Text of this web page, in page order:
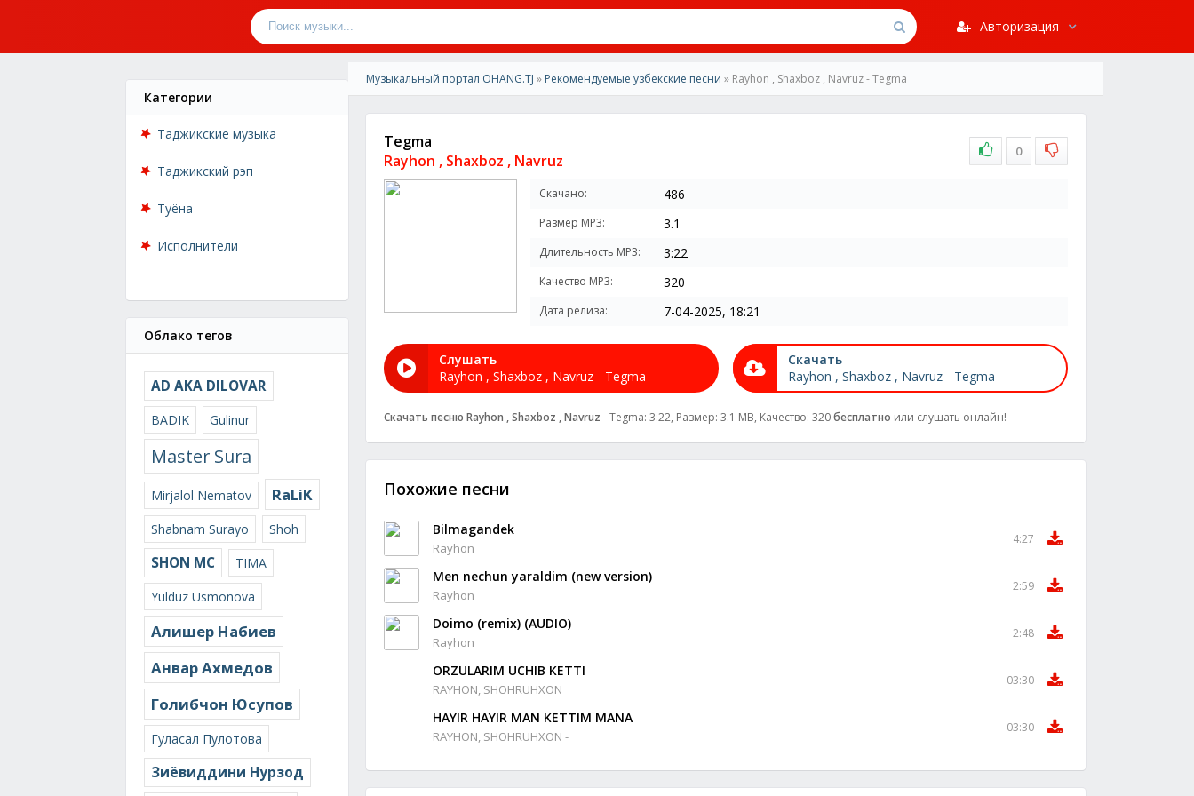
Авторизация
Категории
Таджикские музыка
Таджикский рэп
Туёна
Исполнители
Облако тегов
AD AKA DILOVAR
BADIK Gulinur
Master Sura
Mirjalol Nematov RaLiK
Shabnam Surayo Shoh
SHON MC
TIMA
Yulduz Usmonova
Алишер Набиев
Анвар Ахмедов
Голибчон Юсупов
Гуласал Пулотова
Зиёвиддини Нурзод
Музыкальный портал OHANG.TJ » Рекомендуемые узбекские песни » Rayhon , Shaxboz , Navruz - Tegma
Tegma
Rayhon , Shaxboz , Navruz
0
Скачано: 486
Размер MP3: 3.1
Длительность MP3: 3:22
Качество MP3: 320
Дата релиза: 7-04-2025, 18:21
Слушать
Rayhon , Shaxboz , Navruz - Tegma
Скачать
Rayhon , Shaxboz , Navruz - Tegma
Скачать песню Rayhon , Shaxboz , Navruz - Tegma: 3:22, Размер: 3.1 MB, Качество: 320бесплатно или слушать онлайн!
Похожие песни
Bilmagandek
Rayhon
4:27
Men nechun yaraldim (new version)
Rayhon
2:59
Doimо (remix) (AUDIO)
Rayhon
2:48
ORZULARIM UCHIB KETTI
RAYHON, SHOHRUHXON
03:30
HAYIR HAYIR MAN KETTIM MANA
RAYHON, SHOHRUHXON -
03:30